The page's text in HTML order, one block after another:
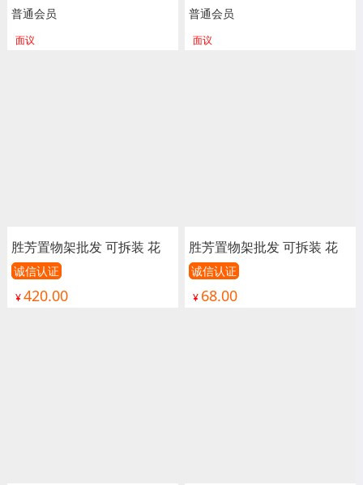
物架 客厅阳台落地多层花架
服装店包包架 金色展示架
普通会员
面议
物架 客厅阳台落地多层花架
服装店包包架 金色展示架
普通会员
面议
胜芳置物架批发 可拆装 花
架 货架 置物架 多层家用角
钢落地 仓库阳台 储藏室 收
诚信认证
¥420.00
胜芳置物架批发 可拆装 花
架 货架 置物架 多层家用角
钢落地 仓库阳台 储藏室 收
诚信认证
¥ 68.00